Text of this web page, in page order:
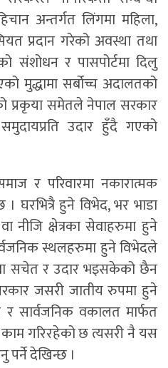
अन्तर्गत लिंगमा महिला,
प्रदान गरेको अवस्था तथा
संशोधन र पासपोर्टमा दिलु
मुद्धामा सर्बोच्च अदालतको
समेतले नेपाल सरकार
उदार हुँदै गएको
र परिवारमा नकारात्मक
घरभित्रै हुने विभेद, भर भाडा
नीजि क्षेत्रका सेवाहरुमा हुने
स्थलहरुमा हुने विभेदले
सचेत र उदार भइसकेको छैन
जसरी जातीय रुपमा हुने
सार्वजनिक वकालत मार्फत
काम गरिरहेको छ त्यसरी नै यस
पर्ने देखिन्छ ।